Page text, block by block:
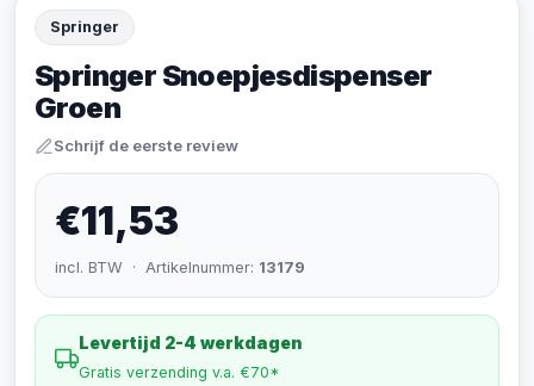
Springer
Springer Snoepjesdispenser
Groen
Schrijf de eerste review
€11,53
incl. BTW · Artikelnummer: 13179
Levertijd 2-4 werkdagen
Gratis verzending v.a. €70*